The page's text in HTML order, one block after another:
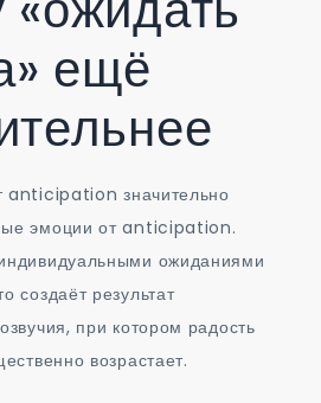
ещё
anticipation значительно
эмоции от anticipation.
ожиданиями
создаёт результат
при котором радость
возрастает.